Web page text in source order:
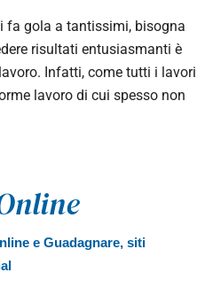
fa gola a tantissimi, bisogna
risultati entusiasmanti è
Infatti, come tutti i lavori
lavoro di cui spesso non
e Guadagnare, siti